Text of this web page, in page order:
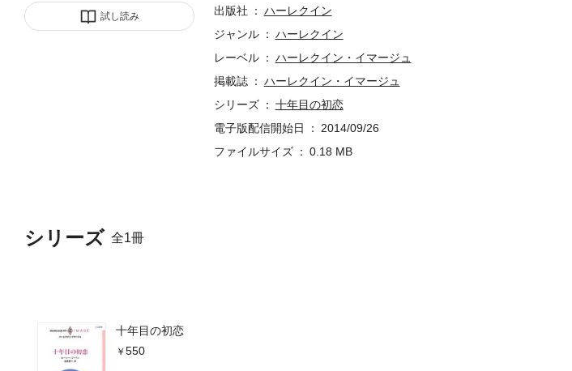
試し読み
シリーズ 全1冊
十年目の初恋
550
めてガースを身近に観察する機会を得た。離れてしまった家族の気持
出版社
ハーレクイン
ジャンル
ハーレクイン
レーベル
ハーレクイン・イマージュ
掲載誌
ハーレクイン・イマージュ
シリーズ
十年目の初恋
電子版配信開始日
2014/09/26
ファイルサイズ
0.18 MB